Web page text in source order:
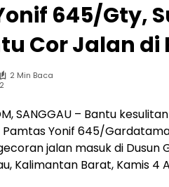
645/Gty,
Cor Jalan di
2 Min Baca
SANGGAU – Bantu
Pamtas Yonif 645/
jalan masuk di Dusun
Kalimantan Barat, Kamis 4